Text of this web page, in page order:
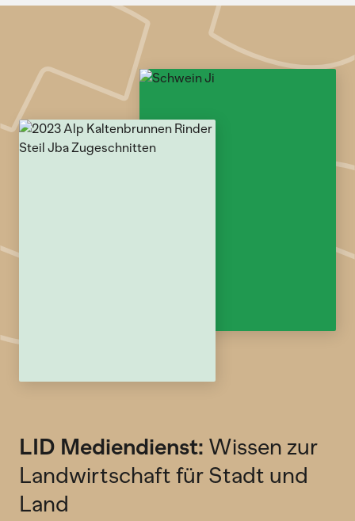
LID Mediendienst: Wissen zur
Landwirtschaft für Stadt und
Land